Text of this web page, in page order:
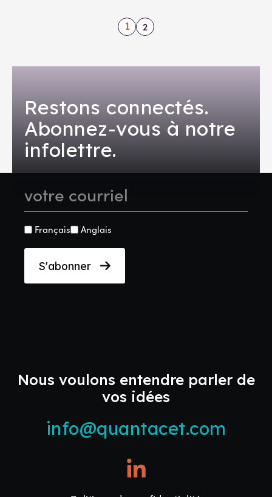
1 2
Restons connectés.
Abonnez-vous à notre
infolettre.
(Nécessaire)
Langue
Français Anglais
S'abonner
Nous voulons entendre parler de
vos idées
info@quantacet.com